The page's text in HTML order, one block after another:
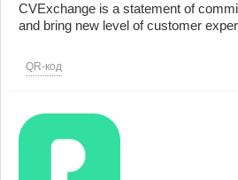
CVExchange is a statement of
and bring new level of customer
QR-код